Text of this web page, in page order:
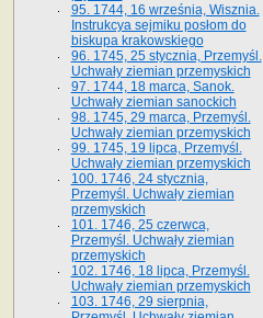
95. 1744, 16 września, Wisznia.
Instrukcya sejmiku posłom do
biskupa krakowskiego
96. 1745, 25 stycznia, Przemyśl.
Uchwały ziemian przemyskich
97. 1744, 18 marca, Sanok.
Uchwały ziemian sanockich
98. 1745, 29 marca, Przemyśl.
Uchwały ziemian przemyskich
99. 1745, 19 lipca, Przemyśl.
Uchwały ziemian przemyskich
100. 1746, 24 stycznia,
Przemyśl. Uchwały ziemian
przemyskich
101. 1746, 25 czerwca,
Przemyśl. Uchwały ziemian
przemyskich
102. 1746, 18 lipca, Przemyśl.
Uchwały ziemian przemyskich
103. 1746, 29 sierpnia,